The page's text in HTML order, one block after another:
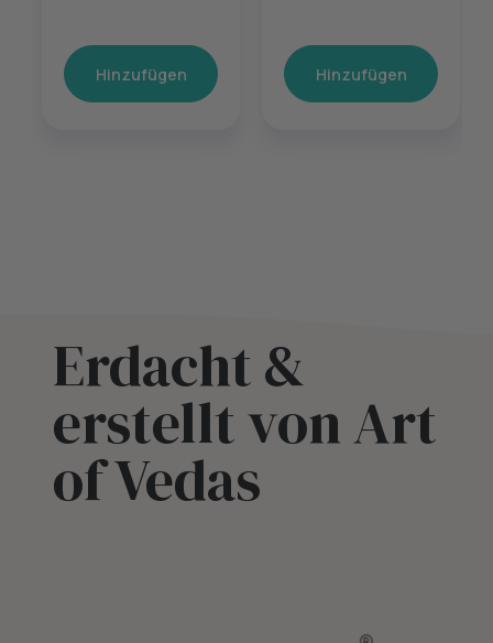
Hinzufügen Hinzufügen
Erdacht &
erstellt von Art
of Vedas